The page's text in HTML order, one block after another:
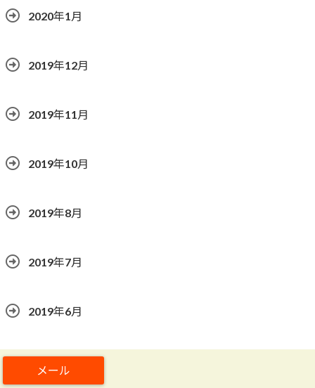
2020年1月
2019年12月
2019年11月
2019年10月
2019年8月
2019年7月
2019年6月
2019年5月